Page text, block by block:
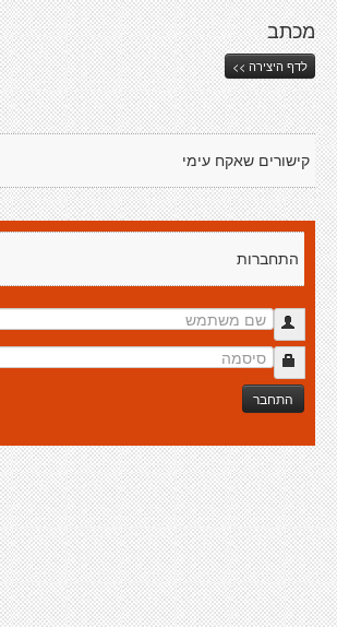
מכתב
לדף היצירה >>
קישורים שאקח עימי
התחברות
התחבר